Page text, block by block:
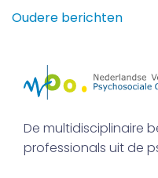
Oudere berichten
De multidisciplinaire
professionals uit de